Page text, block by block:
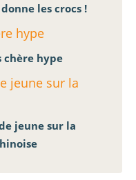
les crocs !
chère hype
jeune sur la